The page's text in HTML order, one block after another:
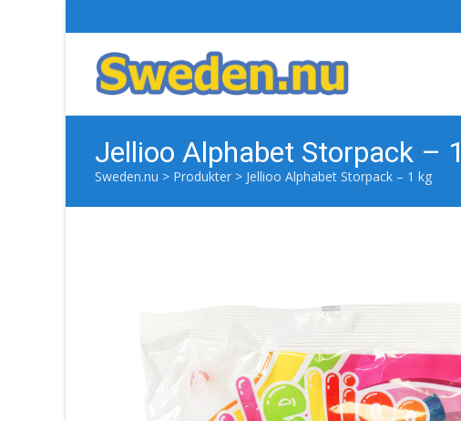
Jellioo Alphabet Storpack –
Sweden.nu > Produkter > Jellioo Alphabet Storpack – 1 kg